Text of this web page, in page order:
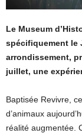
Le Museum
spécifiquement le
arrondissement,
juillet, une
Baptisée Revivre,
d’animaux
réalité augmentée.